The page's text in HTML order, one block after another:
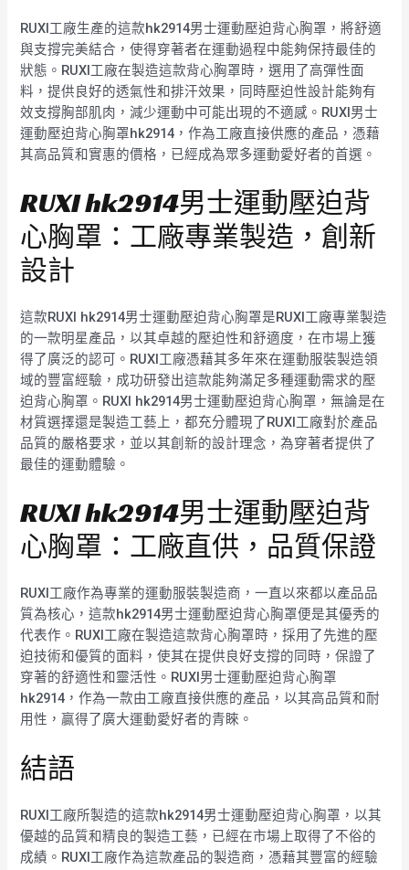
RUXI工廠生產的這款hk2914男士運動壓迫背心胸罩，將舒適
與支撐完美結合，使得穿著者在運動過程中能夠保持最佳的
狀態。RUXI工廠在製造這款背心胸罩時，選用了高彈性面
料，提供良好的透氣性和排汗效果，同時壓迫性設計能夠有
效支撐胸部肌肉，減少運動中可能出現的不適感。RUXI男士
運動壓迫背心胸罩hk2914，作為工廠直接供應的產品，憑藉
其高品質和實惠的價格，已經成為眾多運動愛好者的首選。
RUXI hk2914男士運動壓迫背
心胸罩：工廠專業製造，創新
設計
這款RUXI hk2914男士運動壓迫背心胸罩是RUXI工廠專業製造
的一款明星產品，以其卓越的壓迫性和舒適度，在市場上獲
得了廣泛的認可。RUXI工廠憑藉其多年來在運動服裝製造領
域的豐富經驗，成功研發出這款能夠滿足多種運動需求的壓
迫背心胸罩。RUXI hk2914男士運動壓迫背心胸罩，無論是在
材質選擇還是製造工藝上，都充分體現了RUXI工廠對於產品
品質的嚴格要求，並以其創新的設計理念，為穿著者提供了
最佳的運動體驗。
RUXI hk2914男士運動壓迫背
心胸罩：工廠直供，品質保證
RUXI工廠作為專業的運動服裝製造商，一直以來都以產品品
質為核心，這款hk2914男士運動壓迫背心胸罩便是其優秀的
代表作。RUXI工廠在製造這款背心胸罩時，採用了先進的壓
迫技術和優質的面料，使其在提供良好支撐的同時，保證了
穿著的舒適性和靈活性。RUXI男士運動壓迫背心胸罩
hk2914，作為一款由工廠直接供應的產品，以其高品質和耐
用性，贏得了廣大運動愛好者的青睞。
結語
RUXI工廠所製造的這款hk2914男士運動壓迫背心胸罩，以其
優越的品質和精良的製造工藝，已經在市場上取得了不俗的
成績。RUXI工廠作為這款產品的製造商，憑藉其豐富的經驗